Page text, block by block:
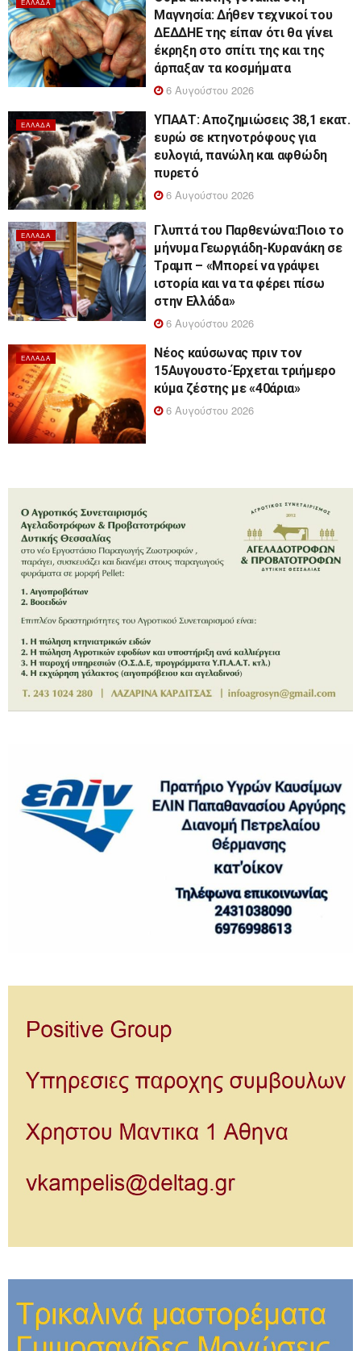
ΕΛΛΆΔΑ
Μαγνησία: Δήθεν τεχνικοί του
ΔΕΔΔΗΕ της είπαν ότι θα γίνει
έκρηξη στο σπίτι της και της
άρπαξαν τα κοσμήματα
6 Αυγούστου 2026
ΕΛΛΆΔΑ
ΥΠΑΑΤ: Αποζημιώσεις 38,1 εκατ.
ευρώ σε κτηνοτρόφους για
ευλογιά, πανώλη και αφθώδη
πυρετό
6 Αυγούστου 2026
ΕΛΛΆΔΑ
Γλυπτά του Παρθενώνα:Ποιο το
μήνυμα Γεωργιάδη-Κυρανάκη σε
Τραμπ – «Μπορεί να γράψει
ιστορία και να τα φέρει πίσω
στην Ελλάδα»
6 Αυγούστου 2026
ΕΛΛΆΔΑ
Νέος καύσωνας πριν τον
15Αυγουστο-Έρχεται τριήμερο
κύμα ζέστης με «40άρια»
6 Αυγούστου 2026